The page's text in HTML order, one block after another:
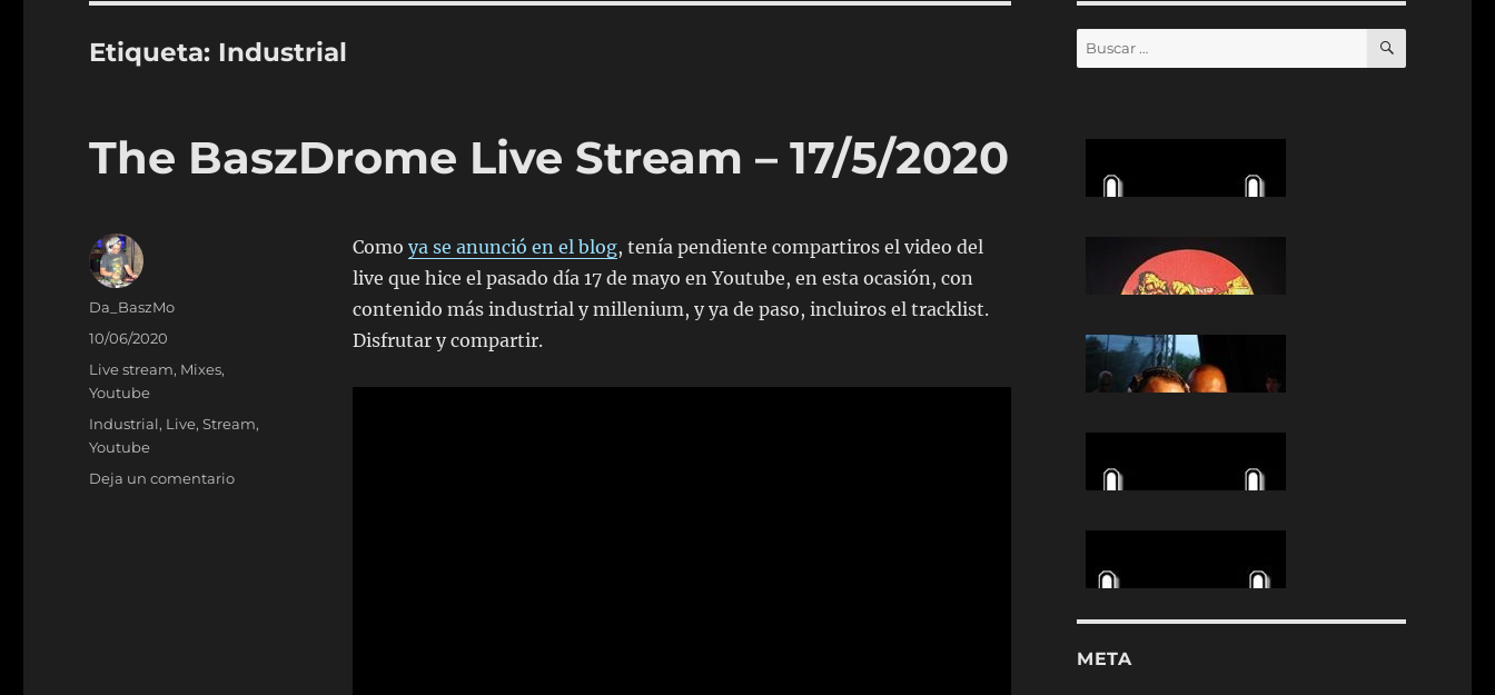
Etiqueta: Industrial
The BaszDrome Live Stream – 17/5/2020
Como ya se anunció en el blog, tenía pendiente compartiros el video del
live que hice el pasado día 17 de mayo en Youtube, en esta ocasión, con
contenido más industrial y millenium, y ya de paso, incluiros el tracklist.
Disfrutar y compartir.
Autor
Da_BaszMo
Publicado
el
10/06/2020
Categorías
Live stream, Mixes,
Youtube
Etiquetas
Industrial, Live,Stream,
Youtube
Deja un comentarioen
Buscar
por:
BUSCAR
META